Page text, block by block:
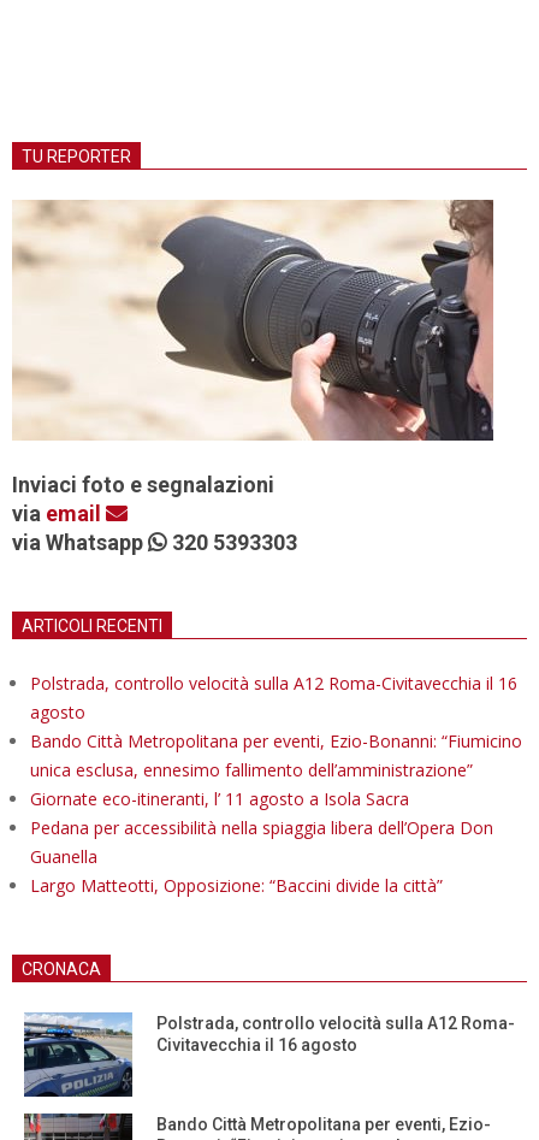
TU REPORTER
Inviaci foto e segnalazioni
via email
via Whatsapp
320 5393303
ARTICOLI RECENTI
Polstrada, controllo velocità sulla A12 Roma-Civitavecchia il 16
agosto
Bando Città Metropolitana per eventi, Ezio-Bonanni: “Fiumicino
unica esclusa, ennesimo fallimento dell’amministrazione”
Giornate eco-itineranti, l’ 11 agosto a Isola Sacra
Pedana per accessibilità nella spiaggia libera dell’Opera Don
Guanella
Largo Matteotti, Opposizione: “Baccini divide la città”
CRONACA
Polstrada, controllo velocità sulla A12 Roma-
Civitavecchia il 16 agosto
Bando Città Metropolitana per eventi, Ezio-